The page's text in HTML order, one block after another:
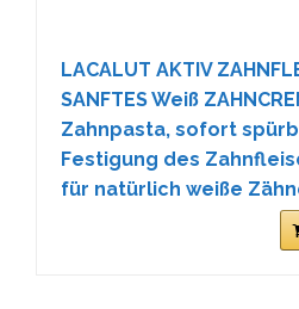
LACALUT AKTIV
SANFTES Weiß
Zahnpasta, sofort
Festigung des
für natürlich weiße